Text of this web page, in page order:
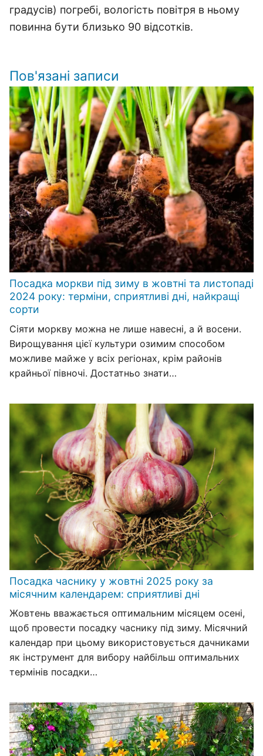
градусів) погребі, вологість повітря в ньому
повинна бути близько 90 відсотків.
Пов'язані записи
Посадка моркви під зиму в жовтні та листопаді
2024 року: терміни, сприятливі дні, найкращі
сорти
Сіяти моркву можна не лише навесні, а й восени.
Вирощування цієї культури озимим способом
можливе майже у всіх регіонах, крім районів
крайньої півночі. Достатньо знати…
Посадка часнику у жовтні 2025 року за
місячним календарем: сприятливі дні
Жовтень вважається оптимальним місяцем осені,
щоб провести посадку часнику під зиму. Місячний
календар при цьому використовується дачниками
як інструмент для вибору найбільш оптимальних
термінів посадки…